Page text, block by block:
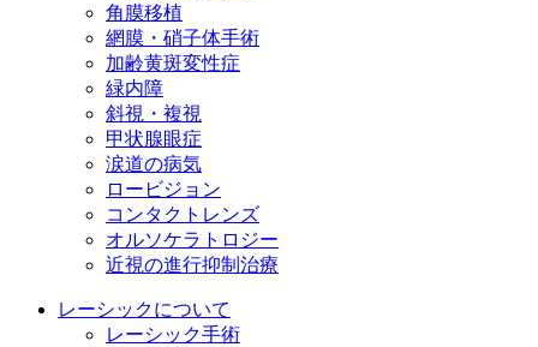
角膜移植
網膜・硝子体手術
加齢黄斑変性症
緑内障
斜視・複視
甲状腺眼症
涙道の病気
ロービジョン
コンタクトレンズ
オルソケラトロジー
近視の進行抑制治療
レーシックについて
レーシック手術